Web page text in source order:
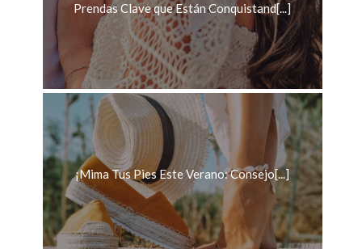
Prendas Clave que Están Conquistand[...]
¡Mima Tus Pies Este Verano: Consejo[...]